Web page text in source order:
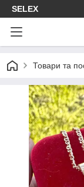
SELEX
Товари та